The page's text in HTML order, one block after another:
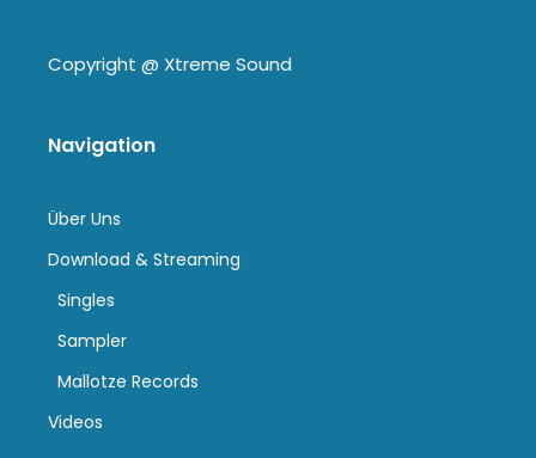
Copyright @ Xtreme Sound
Navigation
Über Uns
Download & Streaming
Singles
Sampler
Mallotze Records
Videos